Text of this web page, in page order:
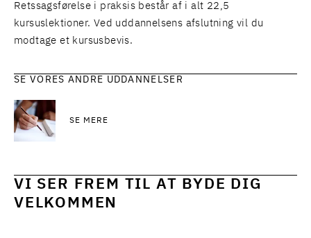
Retssagsførelse i praksis består af i alt 22,5
kursuslektioner. Ved uddannelsens afslutning vil du
modtage et kursusbevis.
SE VORES ANDRE UDDANNELSER
SE MERE
VI SER FREM TIL AT BYDE DIG
VELKOMMEN